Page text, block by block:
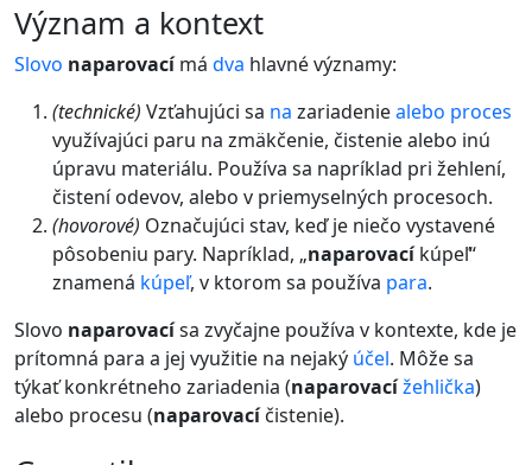
význam a kontext
Slovo naparovacímá dva hlavné významy:
(technické) Vzťahujúci sa na zariadeniealebo proces
využívajúci paru na zmäkčenie, čistenie alebo inú
úpravu materiálu. Používa sa napríklad pri žehlení,
čistení odevov, alebo v priemyselných procesoch.
(hovorové) Označujúci stav, keď je niečo vystavené
pôsobeniu pary. Napríklad, „naparovacíkúpeľ“
znamená kúpeľ, v ktorom sa používa para.
Slovo naparovacísa zvyčajne používa v kontexte, kde je
prítomná para a jej využitie na nejaký účel. Môže sa
týkať konkrétneho zariadenia (naparovacížehlička)
alebo procesu (naparovacíčistenie).